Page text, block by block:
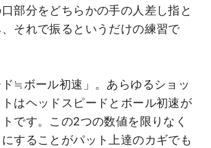
部分をどちらかの手の人差し指と
それで振るというだけの練習で
ド≒ボール初速」。あらゆるショッ
トはヘッドスピードとボール初速が
です。この2つの数値を限りなく
することがパット上達のカギでも